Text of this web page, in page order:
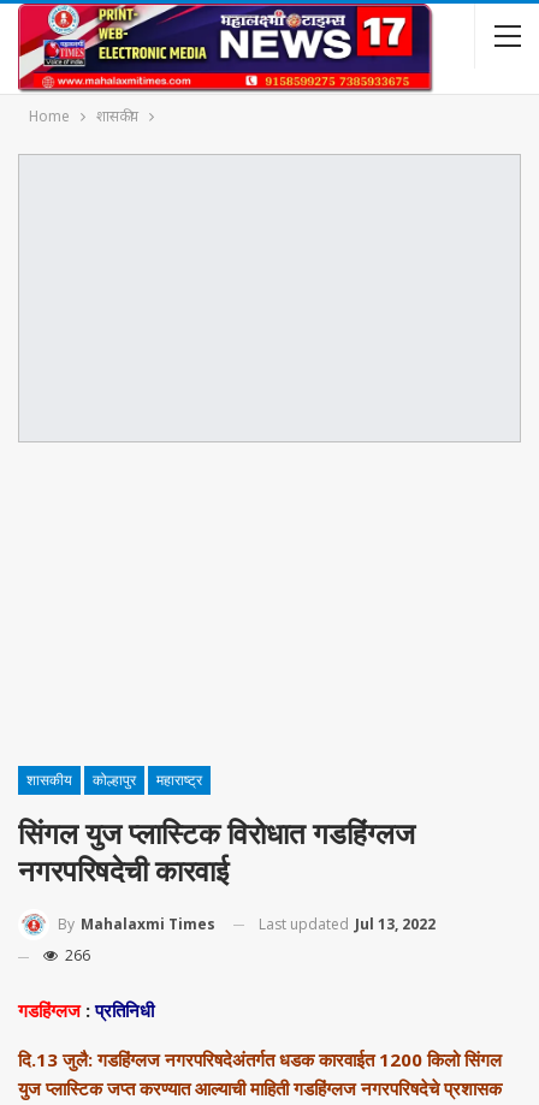
Home शासकीय
शासकीय कोल्हापुर महाराष्ट्र
सिंगल युज प्लास्टिक विरोधात गडहिंग्लज
नगरपरिषदेची कारवाई
By Mahalaxmi Times Last updated Jul 13, 2022
266
गडहिंग्लज:प्रतिनिधी
दि.13 जुलै: गडहिंग्लज नगरपरिषदेअंतर्गत धडक कारवाईत 1200 किलो सिंगल
युज प्लास्टिक जप्त करण्यात आल्याची माहिती गडहिंग्लज नगरपरिषदेचे प्रशासक